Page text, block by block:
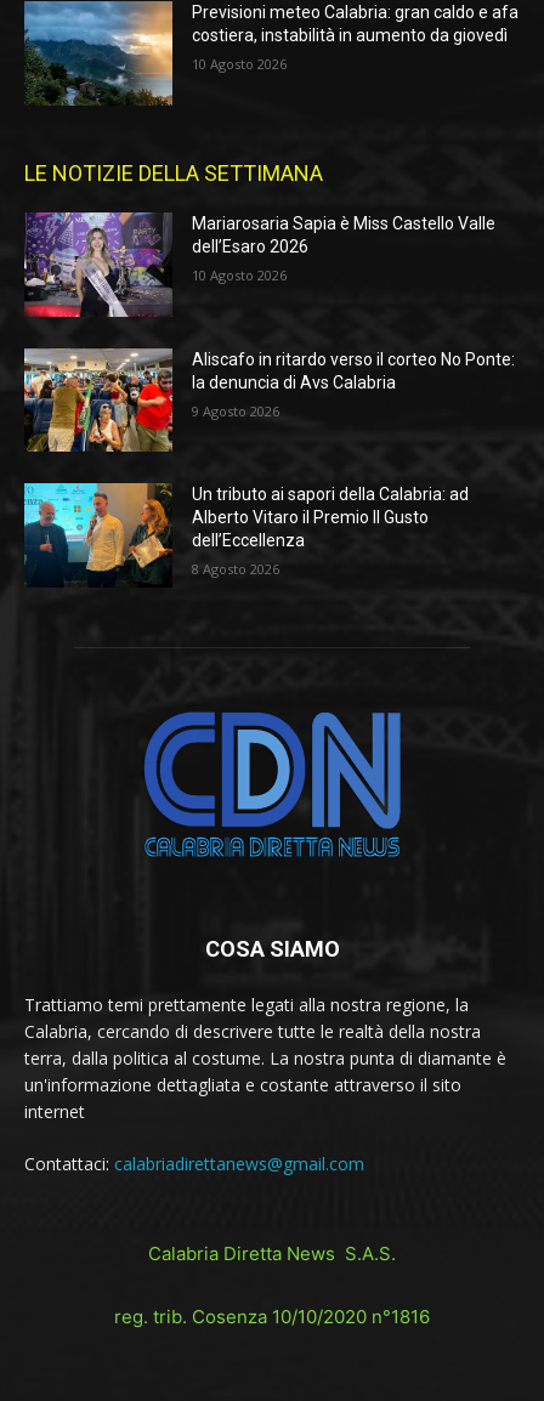
Previsioni meteo Calabria: gran caldo e afa
costiera, instabilità in aumento da giovedì
10 Agosto 2026
LE NOTIZIE DELLA SETTIMANA
Mariarosaria Sapia è Miss Castello Valle
dell’Esaro 2026
10 Agosto 2026
Aliscafo in ritardo verso il corteo No Ponte:
la denuncia di Avs Calabria
9 Agosto 2026
Un tributo ai sapori della Calabria: ad
Alberto Vitaro il Premio Il Gusto
dell’Eccellenza
8 Agosto 2026
COSA SIAMO
Trattiamo temi prettamente legati alla nostra regione, la
Calabria, cercando di descrivere tutte le realtà della nostra
terra, dalla politica al costume. La nostra punta di diamante è
un'informazione dettagliata e costante attraverso il sito
internet
Contattaci: calabriadirettanews@gmail.com
Calabria Diretta News S.A.S.
reg. trib. Cosenza 10/10/2020 n°1816